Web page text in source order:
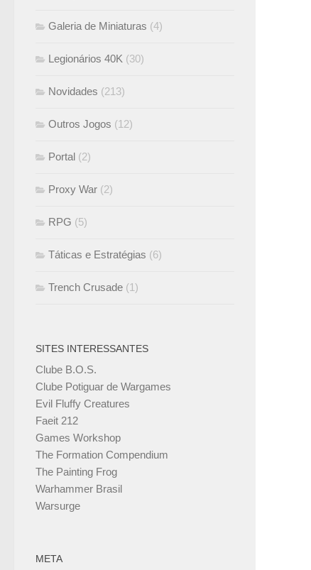
Galeria de Miniaturas (4)
Legionários 40K (30)
Novidades (213)
Outros Jogos (12)
Portal (2)
Proxy War (2)
RPG (5)
Táticas e Estratégias (6)
Trench Crusade (1)
SITES INTERESSANTES
Clube B.O.S.
Clube Potiguar de Wargames
Evil Fluffy Creatures
Faeit 212
Games Workshop
The Formation Compendium
The Painting Frog
Warhammer Brasil
Warsurge
META